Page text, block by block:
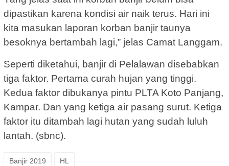
dipastikan karena kondisi air naik terus. Hari ini
kita masukan laporan korban banjir taunya
besoknya bertambah lagi,” jelas Camat Langgam.
Seperti diketahui, banjir di Pelalawan disebabkan
tiga faktor. Pertama curah hujan yang tinggi.
Kedua faktor dibukanya pintu PLTA Koto Panjang,
Kampar. Dan yang ketiga air pasang surut. Ketiga
faktor itu ditambah lagi hutan yang sudah luluh
lantah. (sbnc).
Banjir 2019 HL